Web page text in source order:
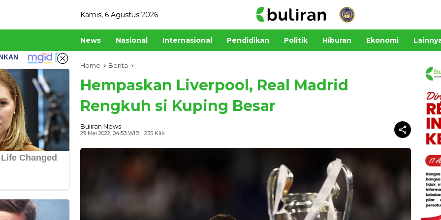
Kamis, 6 Agustus 2026
News Nasional Internasional Pendidikan Politik Hiburan Ekonomi
Home Berita
Hempaskan Liverpool, Real Madrid
Rengkuh si Kuping Besar
Buliran News
29 Mei 2022, 04:53 WIB | 235 Klik